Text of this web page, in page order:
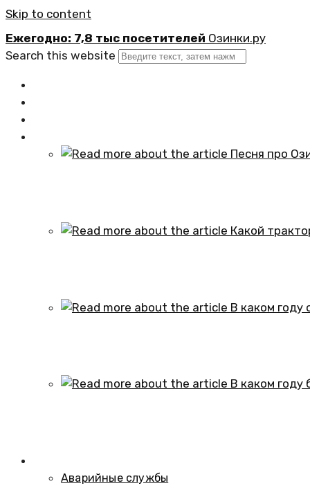
Skip to content
Ежегодно: 7,8 тыс посетителей Озинки.ру
Search this website
Аварийные службы